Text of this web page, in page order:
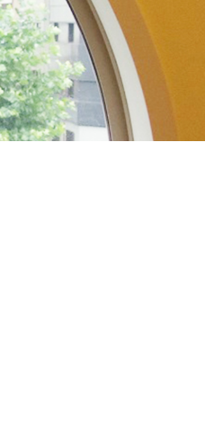
区(3)
市(1)
区(2)